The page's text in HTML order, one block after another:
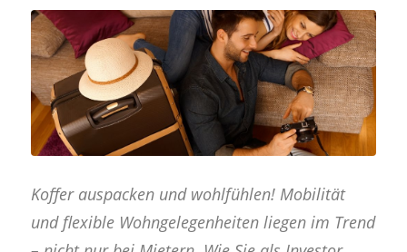
Koffer auspacken und wohlfühlen! Mobilität
und flexible Wohngelegenheiten liegen im Trend